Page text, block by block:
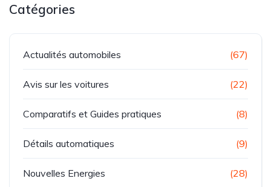
Catégories
Actualités automobiles (67)
Avis sur les voitures (22)
Comparatifs et Guides pratiques (8)
Détails automatiques (9)
Nouvelles Energies (28)